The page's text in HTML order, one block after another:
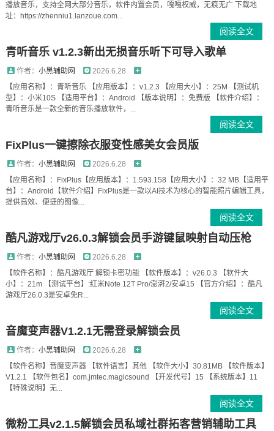
播放音乐，支持全网大部分音乐，软件内置会员，嘎嘎权威，无痕无广 下载地
址：https://zhenniu1.lanzoue.com...
阅读全文
青听音乐 v1.2.3新出无损音乐听下可导入歌单
作者： 小黑辅助网
2026.6.28
【应用名称】：青听音乐 【应用版本】：v1.2.3 【应用大小】：25M 【测试机
型】：小米10S 【适用平台】：Android 【版本说明】：免费版 【软件介绍】：
青听音乐是一款全新的音乐播放软件，...
阅读全文
FixPlus一键擦除衣服变性感美女会员版
作者： 小黑辅助网
2026.6.28
【应用名称】：FixPlus【应用版本】：1.593.158【应用大小】：32 MB【适用平
台】：Android【软件介绍】FixPlus是一款以AI技术为核心的智能照片编辑工具，
提供高效、便捷的图像...
阅读全文
酷凡游戏厅v26.0.3解锁会员手游键鼠映射自动压枪
作者： 小黑辅助网
2026.6.28
【软件名称】：酷凡游戏厅 解锁卡密功能 【软件版本】：v26.0.3 【软件大
小】：21m 【测试平台】:红米Note 12T Pro/澎湃2/安卓15 【官方介绍】：酷凡
游戏厅26.0.3是安卓免R...
阅读全文
音魔变声器V1.2.1无需登录解锁会员
作者： 小黑辅助网
2026.6.28
【软件名称】音魔变声器 【软件语言】其他 【软件大小】30.81MB 【软件版本】
V1.2.1 【软件包名】com.jmtec.magicsound 【开发代号】15 【系统版本】11
【特殊说明】无...
阅读全文
微粉工具v2.1.5解锁会员私域社群拓客营销辅助工具